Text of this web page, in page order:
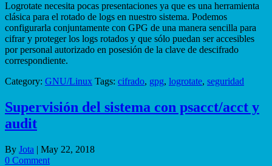
Logrotate necesita pocas presentaciones ya que es una herramienta
clásica para el rotado de logs en nuestro sistema. Podemos
configurarla conjuntamente con GPG de una manera sencilla para
cifrar y proteger los logs rotados y que sólo puedan ser accesibles
por personal autorizado en posesión de la clave de descifrado
correspondiente.
Category: GNU/Linux Tags: cifrado, gpg, logrotate, seguridad
Supervisión del sistema con psacct/acct y
audit
By Jota | May 22, 2018
0 Comment